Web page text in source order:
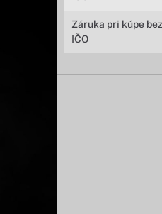
Záruka pri kúpe bez
IČO